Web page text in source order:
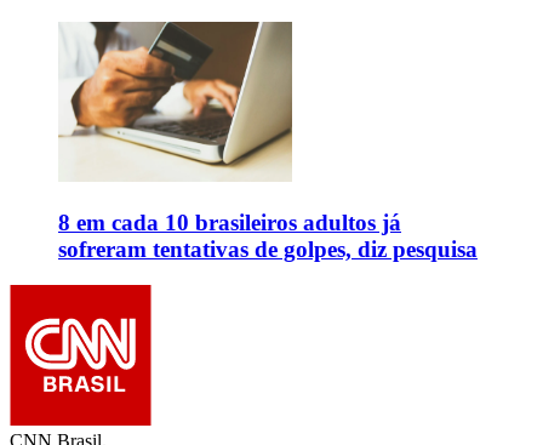
8 em cada 10 brasileiros adultos já
sofreram tentativas de golpes, diz pesquisa